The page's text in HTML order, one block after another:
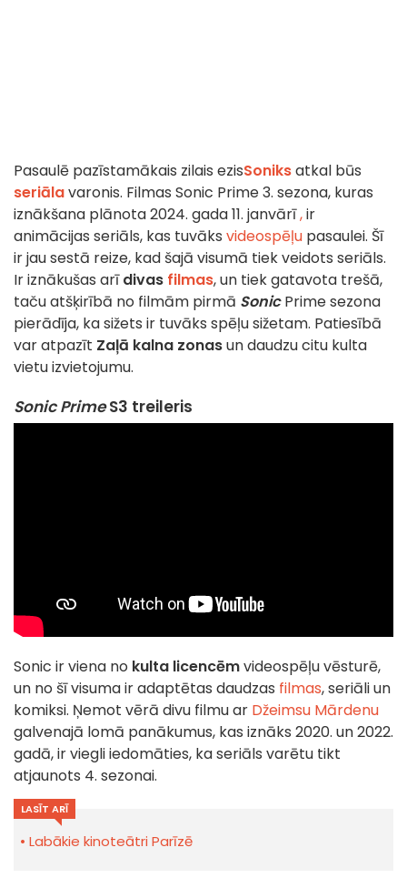
Pasaulē pazīstamākais zilais ezisSoniksatkal būs
seriālavaronis. Filmas Sonic Prime 3. sezona, kuras
iznākšana plānota 2024. gada 11. janvārī,ir
animācijas seriāls, kas tuvāks videospēļu pasaulei. Šī
ir jau sestā reize, kad šajā visumā tiek veidots seriāls.
Ir iznākušas arīdivas filmas, un tiek gatavota trešā,
taču atšķirībā no filmām pirmā SonicPrime sezona
pierādīja, ka sižets ir tuvāks spēļu sižetam. Patiesībā
var atpazīt Zaļā kalna zonasun daudzu citu kulta
vietu izvietojumu.
Sonic PrimeS3 treileris
Sonic ir viena no kulta licencēmvideospēļu vēsturē,
un no šī visuma ir adaptētas daudzas filmas, seriāli un
komiksi. Ņemot vērā divu filmu ar Džeimsu Mārdenu
galvenajā lomā panākumus, kas iznāks 2020. un 2022.
gadā, ir viegli iedomāties, ka seriāls varētu tikt
atjaunots 4. sezonai.
LASĪT ARĪ
Labākie kinoteātri Parīzē